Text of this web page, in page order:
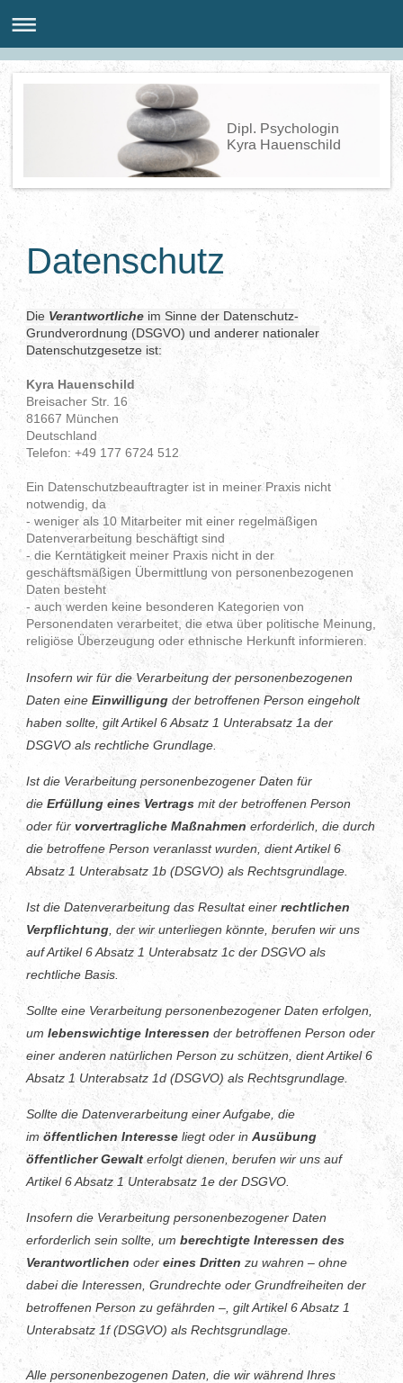
Dipl. Psychologin
Kyra Hauenschild
Datenschutz
Die Verantwortliche im Sinne der Datenschutz-
Grundverordnung (DSGVO) und anderer nationaler
Datenschutzgesetze ist:
Kyra Hauenschild
Breisacher Str. 16
81667 München
Deutschland
Telefon: +49 177 6724 512
Ein Datenschutzbeauftragter ist in meiner Praxis nicht
notwendig, da
- weniger als 10 Mitarbeiter mit einer regelmäßigen
Datenverarbeitung beschäftigt sind
- die Kerntätigkeit meiner Praxis nicht in der
geschäftsmäßigen Übermittlung von personenbezogenen
Daten besteht
- auch werden keine besonderen Kategorien von
Personendaten verarbeitet, die etwa über politische Meinung,
religiöse Überzeugung oder ethnische Herkunft informieren.
Insofern wir für die Verarbeitung der personenbezogenen
Daten eine Einwilligung der betroffenen Person eingeholt
haben sollte, gilt Artikel 6 Absatz 1 Unterabsatz 1a der
DSGVO als rechtliche Grundlage.
Ist die Verarbeitung personenbezogener Daten für
die Erfüllung eines Vertrags mit der betroffenen Person
oder für vorvertragliche Maßnahmenerforderlich, die durch
die betroffene Person veranlasst wurden, dient Artikel 6
Absatz 1 Unterabsatz 1b (DSGVO) als Rechtsgrundlage.
Ist die Datenverarbeitung das Resultat einer rechtlichen
Verpflichtung , der wir unterliegen könnte, berufen wir uns
auf Artikel 6 Absatz 1 Unterabsatz 1c der DSGVO als
rechtliche Basis.
Sollte eine Verarbeitung personenbezogener Daten erfolgen,
um lebenswichtige Interessen der betroffenen Person oder
einer anderen natürlichen Person zu schützen, dient Artikel 6
Absatz 1 Unterabsatz 1d (DSGVO) als Rechtsgrundlage.
Sollte die Datenverarbeitung einer Aufgabe, die
im öffentlichen Interesse liegt oder inAusübung
öffentlicher Gewalterfolgt dienen, berufen wir uns auf
Artikel 6 Absatz 1 Unterabsatz 1e der DSGVO.
Insofern die Verarbeitung personenbezogener Daten
erforderlich sein sollte, um berechtigte Interessen des
Verantwortlichen oder eines Dritten zu wahren – ohne
dabei die Interessen, Grundrechte oder Grundfreiheiten der
betroffenen Person zu gefährden –, gilt Artikel 6 Absatz 1
Unterabsatz 1f (DSGVO) als Rechtsgrundlage.
Alle personenbezogenen Daten, die wir während Ihres